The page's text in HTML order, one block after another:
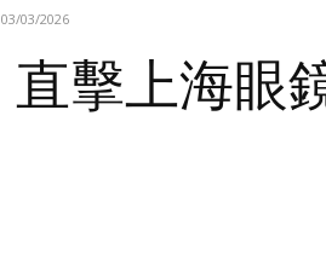
03/03/2026
直擊上海眼